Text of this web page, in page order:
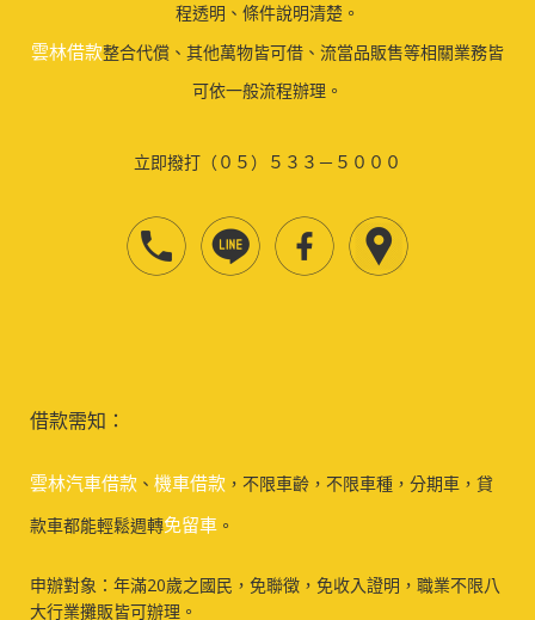
程透明、條件說明清楚。
雲林借款整合代償、其他萬物皆可借、流當品販售等相關業務皆
可依一般流程辦理。
立即撥打（０５）５３３－５０００
借款需知：
雲林汽車借款 、 機車借款 ，不限車齡，不限車種，分期車，貸
款車都能輕鬆週轉免留車 。
申辦對象：年滿20歲之國民，免聯徵，免收入證明，職業不限八
大行業攤販皆可辦理。